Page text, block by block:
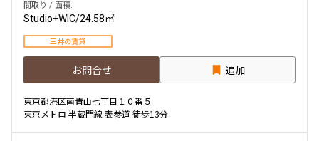
間取り / 面積:
Studio+WIC/24.58㎡
三井の賃貸
お問合せ 追加
東京都港区南青山七丁目１０番５
東京メトロ 半蔵門線 表参道 徒歩13分